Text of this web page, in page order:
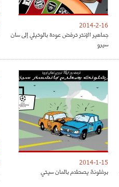
2014-2-16
جماهير الإنتر ترفض عودة بالوتيلي إلى سان
سيرو
2014-1-15
برشلونة يصطدم بالمان سيتي